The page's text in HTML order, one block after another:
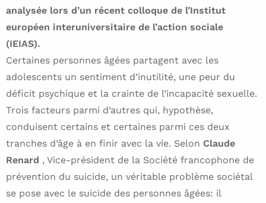
analysée lors d’un récent colloque de l’Institut
européen interuniversitaire de l’action sociale
(IEIAS).
Certaines personnes âgées partagent avec les
adolescents un sentiment d’inutilité, une peur du
déficit psychique et la crainte de l’incapacité sexuelle.
Trois facteurs parmi d’autres qui, hypothèse,
conduisent certains et certaines parmi ces deux
tranches d’âge à en finir avec la vie. Selon Claude
Renard , Vice-président de la Société francophone de
prévention du suicide, un véritable problème sociétal
se pose avec le suicide des personnes âgées: il